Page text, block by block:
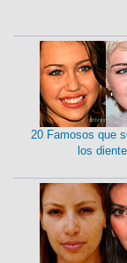
20 Famosos que
los